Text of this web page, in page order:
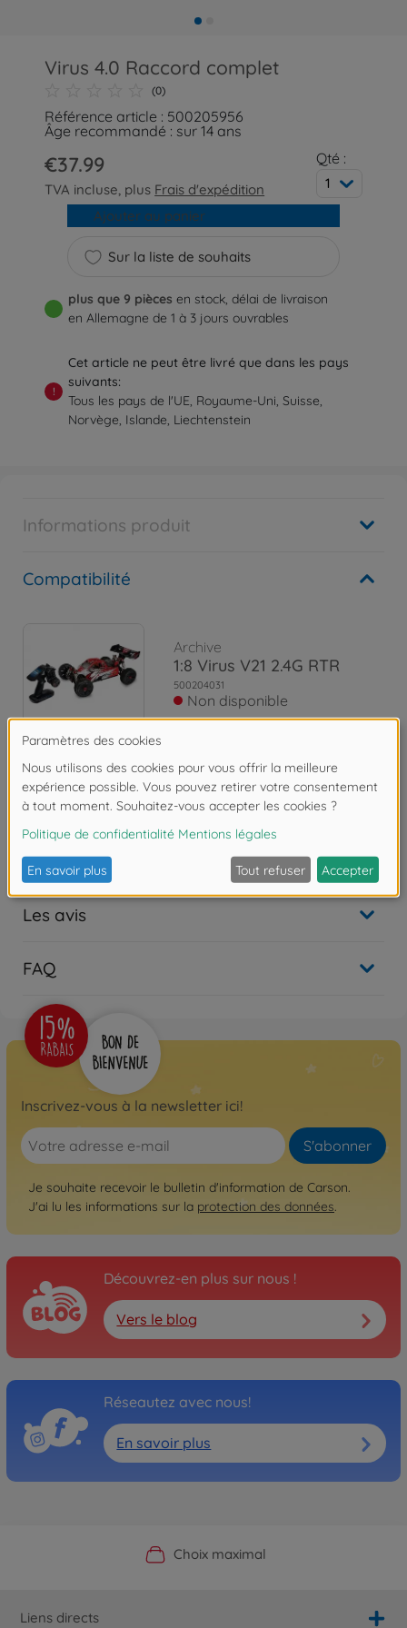
Virus 4.0 Raccord complet
(0)
Référence article : 500205956
Âge recommandé : sur 14 ans
€37.99
TVA incluse, plus Frais d'expédition
Qté :
1
Sur la liste de souhaits
Ajouter au panier
plus que 9 pièces en stock, délai de livraison
en Allemagne de 1 à 3 jours ouvrables
!
Cet article ne peut être livré que dans les pays
suivants:
Tous les pays de l'UE, Royaume-Uni, Suisse,
Norvège, Islande, Liechtenstein
Informations produit
Compatibilité
Archive
1:8 Virus V21 2.4G RTR
500204031
Non disponible
Archive
1:8 Virus V21 2.4G RTR bleu
500204036
Les avis
FAQ
Inscrivez-vous à la newsletter ici!
S'abonner
Je souhaite recevoir le bulletin d'information de Carson.
J'ai lu les informations sur la protection des données.
Découvrez-en plus sur nous !
Vers le blog
Réseautez avec nous!
En savoir plus
Boutique officielle du fabricant
Choix maximal
Service personnalisé
Livraison rapide
Liens directs